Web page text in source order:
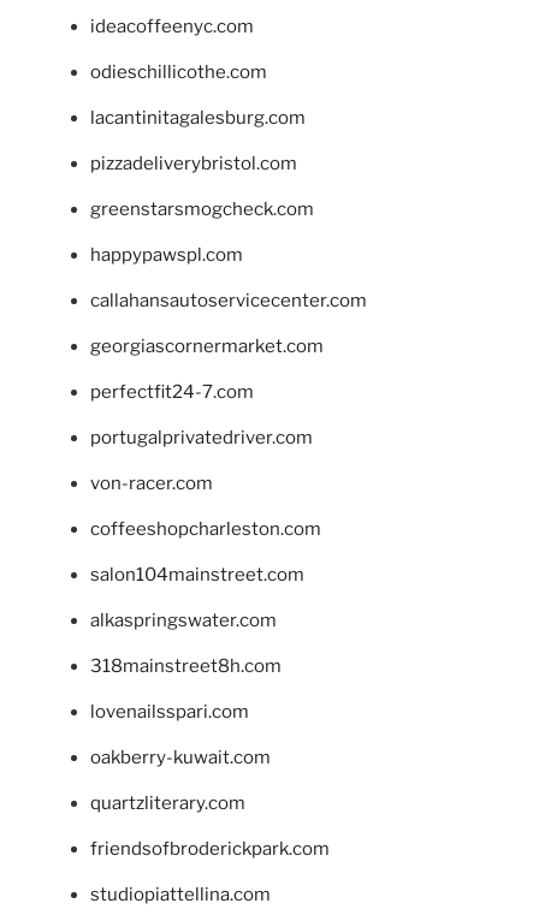
ideacoffeenyc.com
odieschillicothe.com
lacantinitagalesburg.com
pizzadeliverybristol.com
greenstarsmogcheck.com
happypawspl.com
callahansautoservicecenter.com
georgiascornermarket.com
perfectfit24-7.com
portugalprivatedriver.com
von-racer.com
coffeeshopcharleston.com
salon104mainstreet.com
alkaspringswater.com
318mainstreet8h.com
lovenailsspari.com
oakberry-kuwait.com
quartzliterary.com
friendsofbroderickpark.com
studiopiattellina.com